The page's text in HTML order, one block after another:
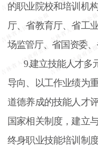
的职业院校和培训机
厅、省教育厅、省工
场监管厅、省国资委、
9.建立技能人才多
导向、以工作业绩为
道德养成的技能人才
国家相关制度，建立
终身职业技能培训制